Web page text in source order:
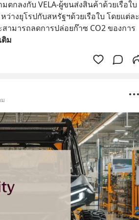
ตกลงกับ VELA-ผู้ขนส่งสินค้าด้วยเรือใบ
ว่างยุโรปกับสหรัฐฯด้วยเรือใบ โดยแต่ละ
สามารถลดการปล่อยก๊าซ CO2 ของการ
ติม